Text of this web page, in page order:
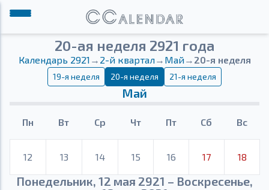
20-ая неделя 2921 года
Календарь 2921 → 2-й квартал→ Май→ 20-я неделя
19-я неделя 20-я неделя 21-я неделя
Май
Пн Вт Ср Чт Пт Сб Вс
12 13 14 15 16 17 18
Понедельник, 12 мая 2921 – Воскресенье,